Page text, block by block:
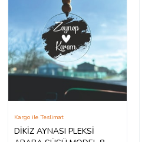
DİKİZ AYNASI PLEKSİ
Kargo ile Teslimat